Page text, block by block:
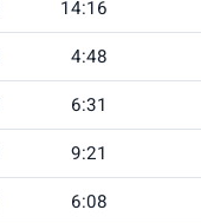
14:16
4:48
6:31
9:21
6:08